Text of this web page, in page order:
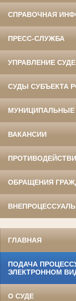
СПРАВОЧНАЯ
ПРЕСС-СЛУЖБА
УПРАВЛЕНИЕ
СУДЫ СУБЪЕКТА
МУНИЦИПАЛЬНЫЕ
ВАКАНСИИ
ОБРАЩЕНИЯ
ГЛАВНАЯ
ПОДАЧА
ЭЛЕКТРОННОМ
О СУДЕ